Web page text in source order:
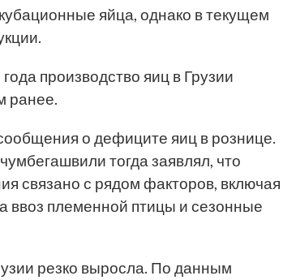
яйца, однако в текущем
производство яиц в Грузии
ранее.
о дефиците яиц в рознице.
тогда заявлял, что
связано с рядом факторов, включая
ввоз племенной птицы и сезонные
резко выросла. По данным